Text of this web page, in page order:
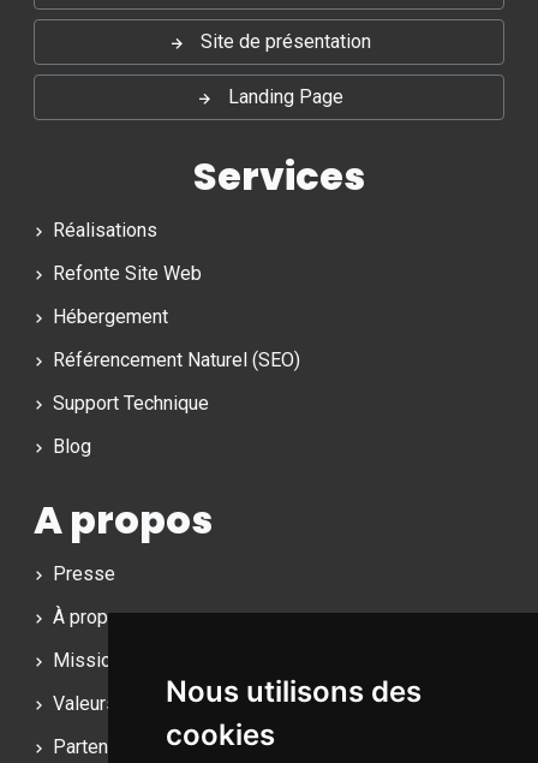
Nous utilisons des
cookies
Site de présentation
Landing Page
Services
Réalisations
Refonte Site Web
Hébergement
Référencement Naturel (SEO)
Support Technique
Blog
A propos
Presse
À propos
Mission
Valeurs
Partenaires